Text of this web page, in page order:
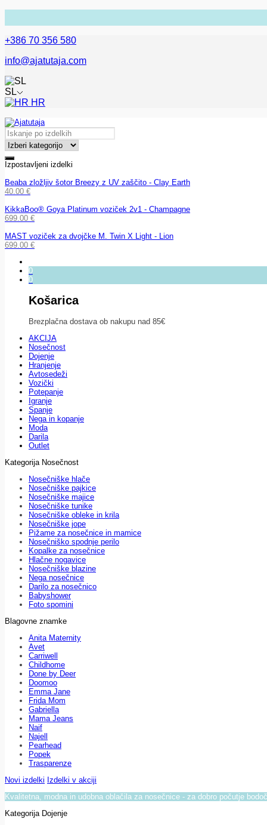
+386 70 356 580
info@ajatutaja.com
SL
HR
Izpostavljeni izdelki
Beaba zložljiv šotor Breezy z UV zaščito - Clay Earth
40.00 €
KikkaBoo® Goya Platinum voziček 2v1 - Champagne
699.00 €
MAST voziček za dvojčke M. Twin X Light - Lion
699.00 €
0
0
Košarica
Brezplačna dostava ob nakupu nad 85€
AKCIJA
Nosečnost
Dojenje
Hranjenje
Avtosedeži
Vozički
Potepanje
Igranje
Spanje
Nega in kopanje
Moda
Darila
Outlet
Kategorija Nosečnost
Nosečniške hlače
Nosečniške pajkice
Nosečniške majice
Nosečniške tunike
Nosečniške obleke in krila
Nosečniške jope
Pižame za nosečnice in mamice
Nosečniško spodnje perilo
Kopalke za nosečnice
Hlačne nogavice
Nosečniške blazine
Nega nosečnice
Darilo za nosečnico
Babyshower
Foto spomini
Blagovne znamke
Anita Maternity
Avet
Carriwell
Childhome
Done by Deer
Doomoo
Emma Jane
Frida Mom
Gabriella
Mama Jeans
Naif
Najell
Pearhead
Popek
Trasparenze
Novi izdelki Izdelki v akciji
Kvalitetna, modna in udobna oblačila za nosečnice - za dobro počutje
Kategorija Dojenje